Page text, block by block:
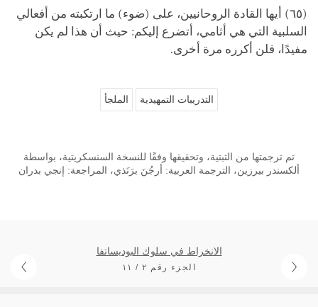
(٦٥) أيها القادة الروحانيين، على (ضوء) ما ارتكبته من أفعالي
السلبية التي هي أثامي، أتضرع إليكم: حيث أن هذا لم يكن
مفيدًا، فلن أكرره مرة أخرى.
التدريبات التمهيدية الملجأ
تم ترجمتها من التبتية، وتحقيقها وفقًا للنسخة السنسكريتية، بواسطة
ألكسندر بيرزين، الترجمة العربية: أرجُنَ برَنَذي، المراجعة: إنجي بدران
الانخراط في سلوك البوديساتفا
الجزء رقم ٢ / ١١